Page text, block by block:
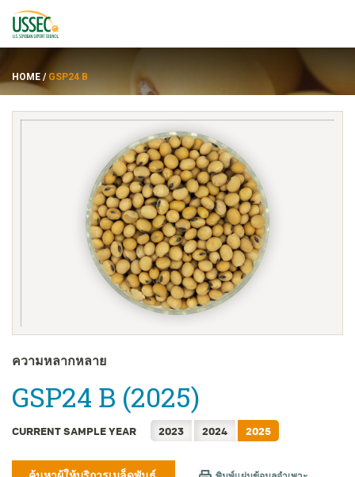
ซัพพลายเออร์
ENGLISH
FRANÇAIS
한국어
简体中文
HOME / GSP24 B
ความหลากหลาย
GSP24 B (2025)
CURRENT SAMPLE YEAR 2023 2024 2025